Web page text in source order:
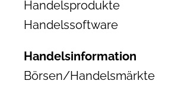
Handelsprodukte
Handelssoftware
Handelsinformation
Börsen/Handelsmärkte